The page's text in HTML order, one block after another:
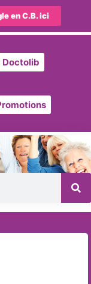
en C.B. ici
Doctolib